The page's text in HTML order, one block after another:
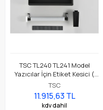
TSC TL240 TL241 Model
Yazıcılar İçin Etiket Kesici (
Accessory Cutter Module,
Full Cut )
TSC
11.915,63 TL
kdv dahil